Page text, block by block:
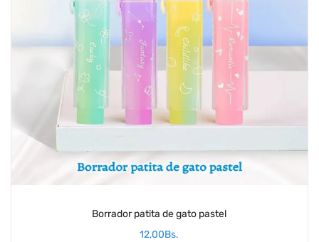
Borrador patita de gato pastel
12,00Bs.